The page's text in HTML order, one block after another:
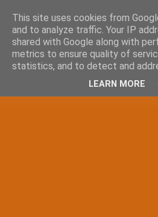
This site uses cookies from
and to analyze traffic. Your IP
shared with Google along with
metrics to ensure quality of
statistics, and to detect and
LEARN MORE